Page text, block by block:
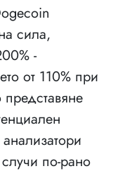
сила,
-
от 110% при
по-рано